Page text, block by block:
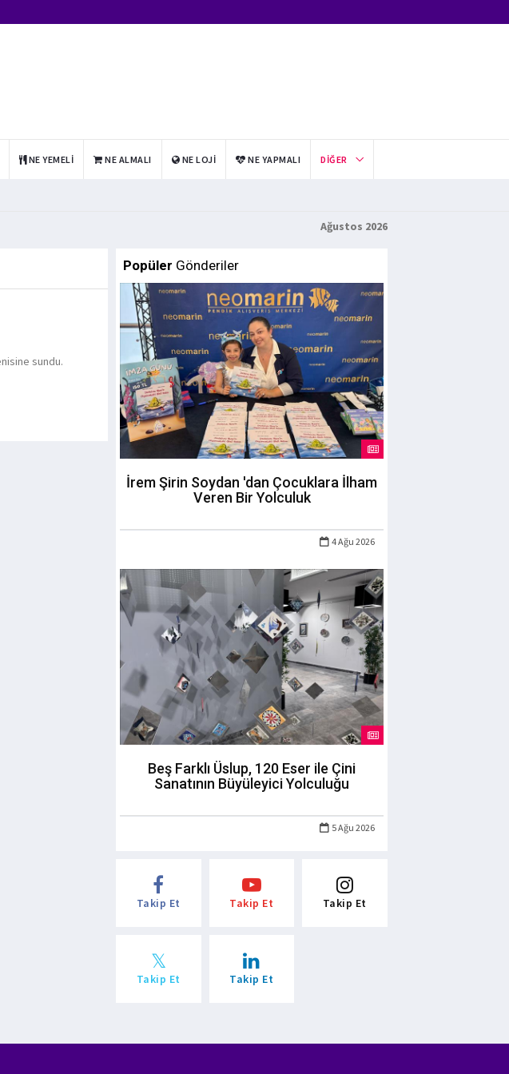
NE YEMELI NE ALMALI NE LOJI NE YAPMALI DIĞER
Ağustos 2026
sundu.
Popüler Gönderiler
İrem Şirin Soydan 'dan Çocuklara İlham
Veren Bir Yolculuk
4 Ağu 2026
Beş Farklı Üslup, 120 Eser ile Çini
Sanatının Büyüleyici Yolculuğu
5 Ağu 2026
Takip Et Takip Et Takip Et
Takip Et Takip Et